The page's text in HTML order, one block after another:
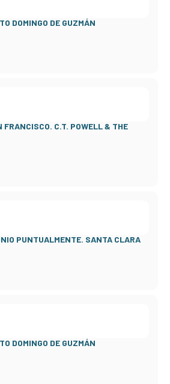
DOMINGO DE GUZMÁN
FRANCISCO. C.T. POWELL & THE
PUNTUALMENTE. SANTA CLARA
DOMINGO DE GUZMÁN